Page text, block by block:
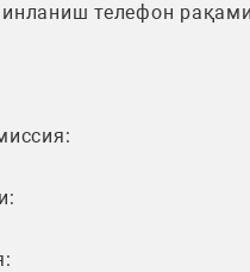
телефон